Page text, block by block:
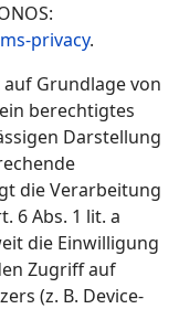
privacy.
Grundlage von
berechtigtes
Darstellung
die Verarbeitung
6 Abs. 1 lit. a
die Einwilligung
Zugriff auf
(z. B. Device-